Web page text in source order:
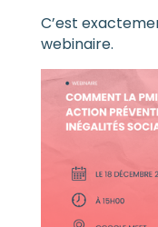
C’est
webinaire.